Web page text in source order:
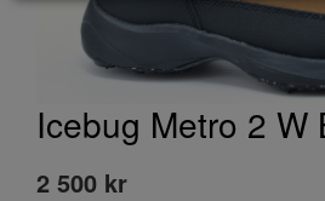
Icebug Metro 2 W
2 500 kr